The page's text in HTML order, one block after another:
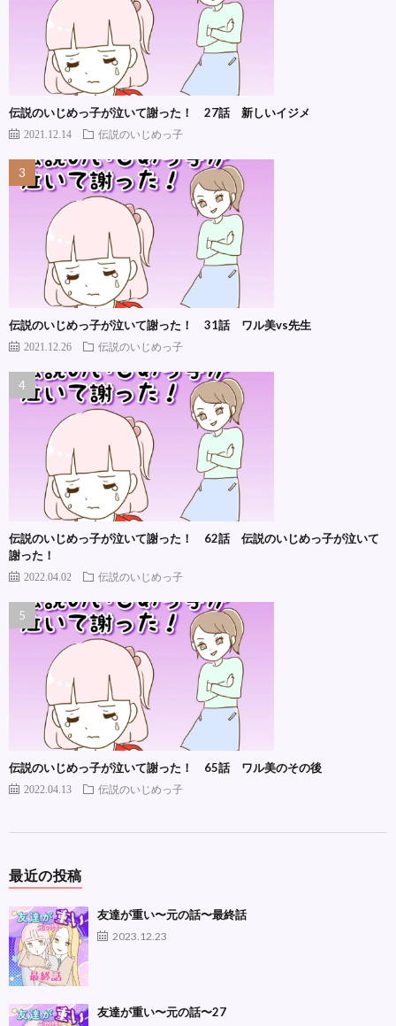
伝説のいじめっ子が泣いて謝った！ 27話 新しいイジメ
2021.12.14 伝説のいじめっ子
伝説のいじめっ子が泣いて謝った！ 31話 ワル美vs先生
2021.12.26 伝説のいじめっ子
伝説のいじめっ子が泣いて謝った！ 62話 伝説のいじめっ子が泣いて
謝った！
2022.04.02 伝説のいじめっ子
伝説のいじめっ子が泣いて謝った！ 65話 ワル美のその後
2022.04.13 伝説のいじめっ子
最近の投稿
友達が重い〜元の話〜最終話
2023.12.23
友達が重い〜元の話〜27